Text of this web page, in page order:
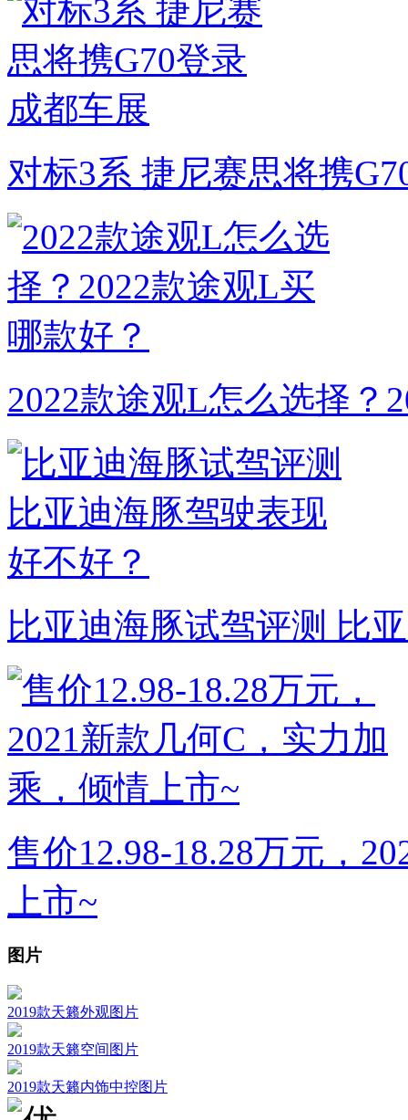
对标3系 捷尼赛思将携
2022款途观L怎么选择？
比亚迪海豚试驾评测 比
售价12.98-18.28万元，
上市~
图片
2019款天籁外观图片
2019款天籁空间图片
2019款天籁内饰中控图片